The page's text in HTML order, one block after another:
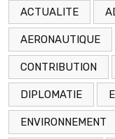
ACTUALITE
AERONAUTIQUE
CONTRIBUTION
DIPLOMATIE
ENVIRONNEMENT